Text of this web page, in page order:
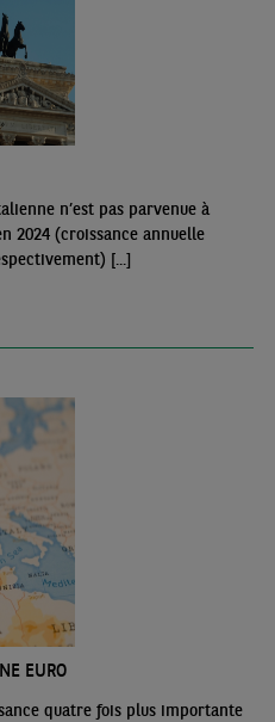
n’est pas parvenue à
2024 (croissance annuelle
[...]
EURO
quatre fois plus importante